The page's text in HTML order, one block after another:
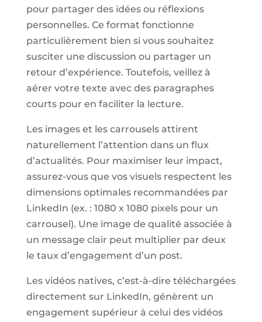
pour partager des idées ou réflexions
personnelles. Ce format fonctionne
particulièrement bien si vous souhaitez
susciter une discussion ou partager un
retour d’expérience. Toutefois, veillez à
aérer votre texte avec des paragraphes
courts pour en faciliter la lecture.
Les images et les carrousels attirent
naturellement l’attention dans un flux
d’actualités. Pour maximiser leur impact,
assurez-vous que vos visuels respectent les
dimensions optimales recommandées par
LinkedIn (ex. : 1080 x 1080 pixels pour un
carrousel). Une image de qualité associée à
un message clair peut multiplier par deux
le taux d’engagement d’un post.
Les vidéos natives, c’est-à-dire téléchargées
directement sur LinkedIn, génèrent un
engagement supérieur à celui des vidéos